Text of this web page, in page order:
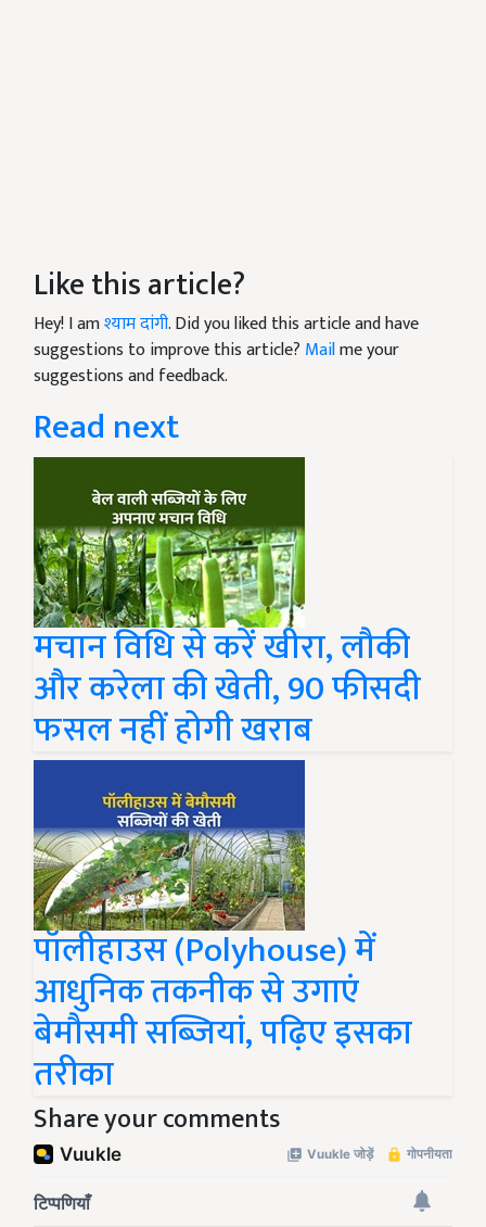
Like this article?
Hey! I amश्याम दांगी. Did you liked this article and have
suggestions to improve this article? Mailme your
suggestions and feedback.
Read next
मचान विधि से करें खीरा, लौकी
और करेला की खेती, 90 फीसदी
फसल नहीं होगी खराब
पॉलीहाउस (Polyhouse) में
आधुनिक तकनीक से उगाएं
बेमौसमी सब्जियां, पढ़िए इसका
तरीका
Share your comments